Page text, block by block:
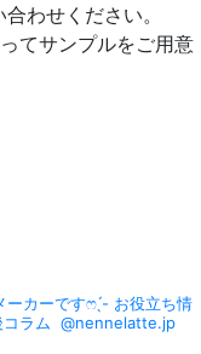
わせください。
てサンプルをご用意
ーカーですෆ ̖́- お役立ち情
ラム @nennelatte.jp